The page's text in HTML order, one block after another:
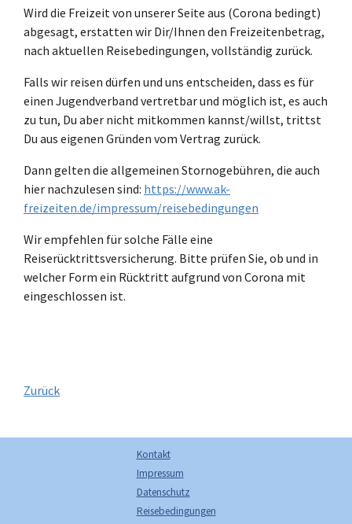
Wird die Freizeit von unserer Seite aus (Corona bedingt)
abgesagt, erstatten wir Dir/Ihnen den Freizeitenbetrag,
nach aktuellen Reisebedingungen, vollständig zurück.
Falls wir reisen dürfen und uns entscheiden, dass es für
einen Jugendverband vertretbar und möglich ist, es auch
zu tun, Du aber nicht mitkommen kannst/willst, trittst
Du aus eigenen Gründen vom Vertrag zurück.
Dann gelten die allgemeinen Stornogebühren, die auch
hier nachzulesen sind: https://www.ak-
freizeiten.de/impressum/reisebedingungen
Wir empfehlen für solche Fälle eine
Reiserücktrittsversicherung. Bitte prüfen Sie, ob und in
welcher Form ein Rücktritt aufgrund von Corona mit
eingeschlossen ist.
Zurück
Kontakt
Impressum
Datenschutz
Reisebedingungen